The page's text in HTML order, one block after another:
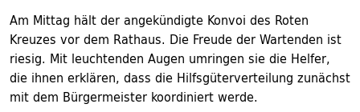
Am Mittag hält der angekündigte Konvoi des Roten
Kreuzes vor dem Rathaus. Die Freude der Wartenden ist
riesig. Mit leuchtenden Augen umringen sie die Helfer,
die ihnen erklären, dass die Hilfsgüterverteilung zunächst
mit dem Bürgermeister koordiniert werde.